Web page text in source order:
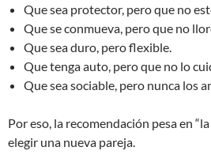
Que sea protector, pero que no
Que se conmueva, pero que no
Que sea duro, pero flexible.
Que tenga auto, pero que no lo
Que sea sociable, pero nunca los
Por eso, la recomendación pesa en
elegir una nueva pareja.